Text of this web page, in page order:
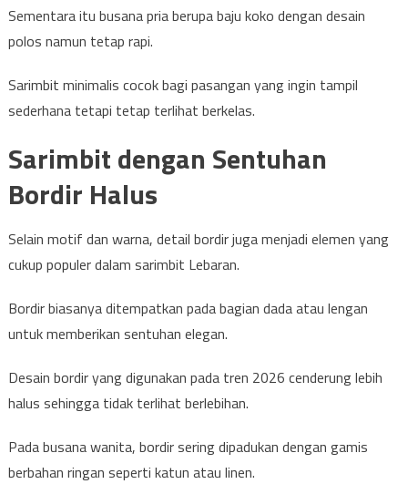
Sementara itu busana pria berupa baju koko dengan desain
polos namun tetap rapi.
Sarimbit minimalis cocok bagi pasangan yang ingin tampil
sederhana tetapi tetap terlihat berkelas.
Sarimbit dengan Sentuhan
Bordir Halus
Selain motif dan warna, detail bordir juga menjadi elemen yang
cukup populer dalam sarimbit Lebaran.
Bordir biasanya ditempatkan pada bagian dada atau lengan
untuk memberikan sentuhan elegan.
Desain bordir yang digunakan pada tren 2026 cenderung lebih
halus sehingga tidak terlihat berlebihan.
Pada busana wanita, bordir sering dipadukan dengan gamis
berbahan ringan seperti katun atau linen.